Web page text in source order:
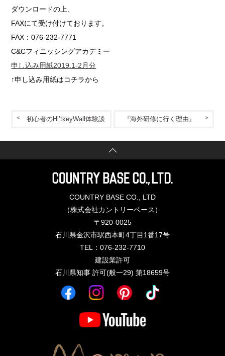
ダウンロードの上、
FAXにて受け付けております。
FAX：076-232-7771
C&Cフィニッシングアカデミー
申し込み用紙2019.1-2月分
↑申し込み用紙はコチラから
『海外研修に行く理由』
初心者のHi’tkeyWall体験談
COUNTRY BASE CO., LTD
（株式会社カントリーベース）
〒920-0025
石川県金沢市駅西本町4丁目1番17号
TEL：076-232-7710
建設業許可
石川県知事 許可(般一29) 第18659号